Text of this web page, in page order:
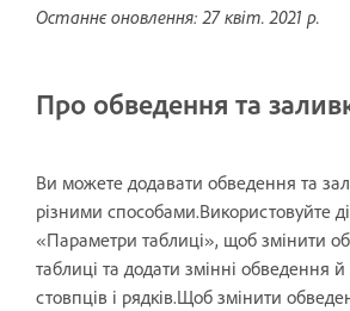
Останнє оновлення:27 квіт. 2021 р.
Про обведення та
Ви можете додавати обведення та
різними способами.Використовуйте
«Параметри таблиці», щоб змінити
таблиці та додати змінні обведення
стовпців і рядків.Щоб змінити